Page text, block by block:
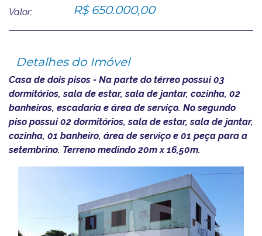
Valor: R$ 650.000,00
Detalhes do Imóvel
Casa de dois pisos - Na parte do térreo possui 03
dormitórios, sala de estar, sala de jantar, cozinha, 02
banheiros, escadaria e área de serviço. No segundo
piso possui 02 dormitórios, sala de estar, sala de jantar,
cozinha, 01 banheiro, área de serviço e 01 peça para a
setembrino. Terreno medindo 20m x 16,50m.